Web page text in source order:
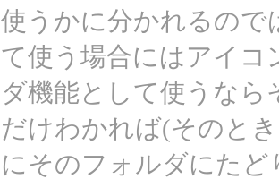
使うかに分かれるの
て使う場合にはアイコ
ダ機能として使うな
だけわかれば(そのと
にそのフォルダにた